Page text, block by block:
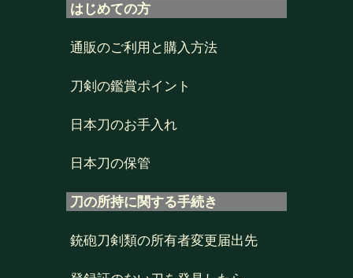
はじめての方
通販のご利用と購入方法
刀剣の鑑賞ポイント
日本刀のお手入れ
日本刀の保管
刀の所持に関する手続き
銃砲刀剣類の所有者変更届出先